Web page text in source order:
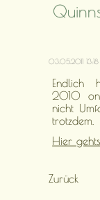
03.05.2011 13:18
Endlich
2010
nicht
trotzdem.
Hier
Zurück